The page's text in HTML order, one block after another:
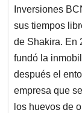
Inversiones
sus tiempos
de Shakira. En
fundó la
después el
empresa que
los huevos de